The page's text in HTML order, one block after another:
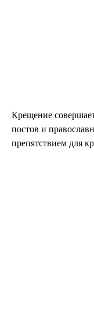
Крещение
постов и
препятствием для